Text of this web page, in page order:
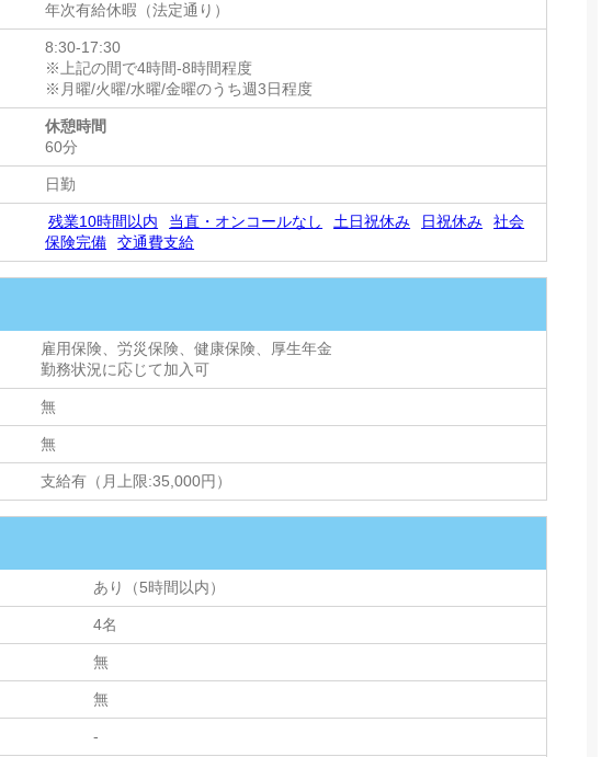
年次有給休暇（法定通り）
8:30-17:30
※上記の間で4時間-8時間程度
※月曜/火曜/水曜/金曜のうち週3日程度
休憩時間
60分
日勤
残業10時間以内 当直・オンコールなし 土日祝休み 日祝休み
社会
保険完備
交通費支給
雇用保険、労災保険、健康保険、厚生年金
勤務状況に応じて加入可
無
無
支給有（月上限:35,000円）
あり（5時間以内）
4名
無
無
-